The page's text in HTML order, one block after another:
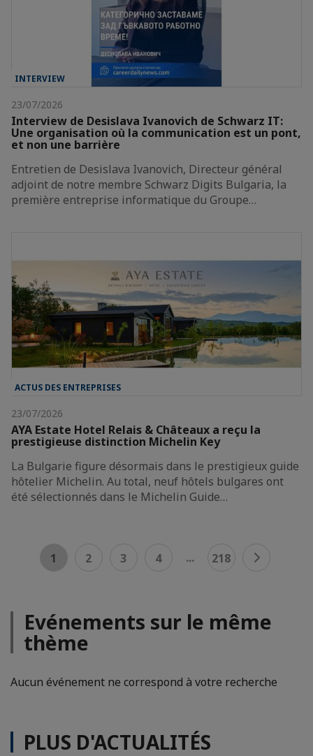
INTERVIEW
23/07/2026
Interview de Desislava Ivanovich de Schwarz IT:
Une organisation où la communication est un pont,
et non une barrière
Entretien de Desislava Ivanovich, Directeur général
adjoint de notre membre Schwarz Digits Bulgaria, la
première entreprise informatique du Groupe…
ACTUS DES ENTREPRISES
23/07/2026
AYA Estate Hotel Relais & Châteaux a reçu la
prestigieuse distinction Michelin Key
La Bulgarie figure désormais dans le prestigieux guide
hôtelier Michelin. Au total, neuf hôtels bulgares ont
été sélectionnés dans le Michelin Guide…
1 2 3 4 ... 218
Evénements sur le même
thème
Aucun événement ne correspond à votre recherche
PLUS D'ACTUALITÉS